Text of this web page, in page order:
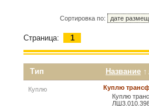
Сортировка по:
Страница: 1
Тип Название
Куплю
Куплю
Куплю